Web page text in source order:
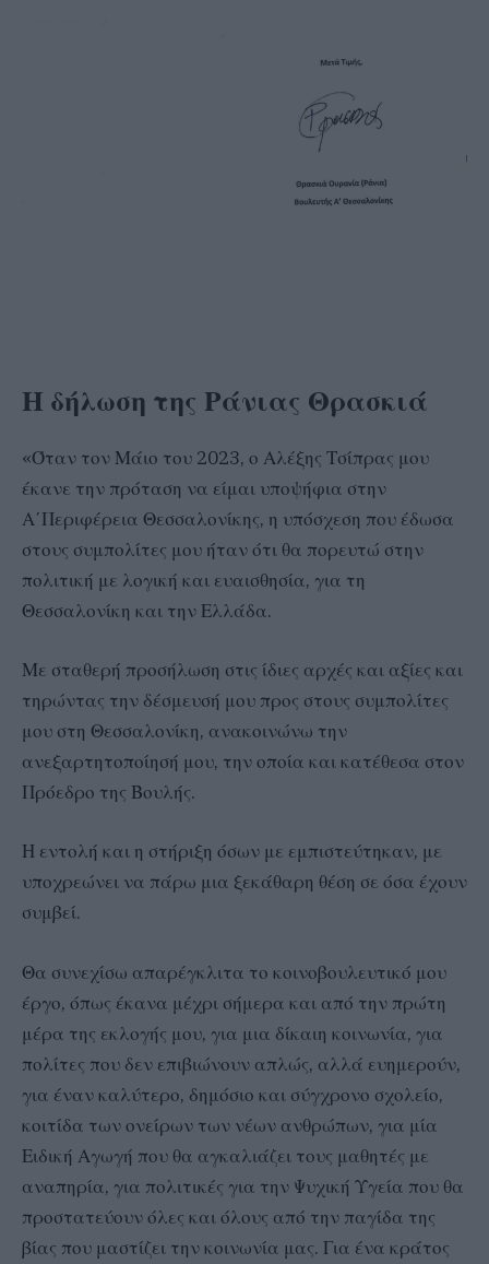
Η δήλωση της Ράνιας Θρασκιά
«Όταν τον Μάιο του 2023, ο Αλέξης Τσίπρας μου
έκανε την πρόταση να είμαι υποψήφια στην
Α΄Περιφέρεια Θεσσαλονίκης, η υπόσχεση που έδωσα
στους συμπολίτες μου ήταν ότι θα πορευτώ στην
πολιτική με λογική και ευαισθησία, για τη
Θεσσαλονίκη και την Ελλάδα.
Με σταθερή προσήλωση στις ίδιες αρχές και αξίες και
τηρώντας την δέσμευσή μου προς στους συμπολίτες
μου στη Θεσσαλονίκη, ανακοινώνω την
ανεξαρτητοποίησή μου, την οποία και κατέθεσα στον
Πρόεδρο της Βουλής.
Η εντολή και η στήριξη όσων με εμπιστεύτηκαν, με
υποχρεώνει να πάρω μια ξεκάθαρη θέση σε όσα έχουν
συμβεί.
Θα συνεχίσω απαρέγκλιτα το κοινοβουλευτικό μου
έργο, όπως έκανα μέχρι σήμερα και από την πρώτη
μέρα της εκλογής μου, για μια δίκαιη κοινωνία, για
πολίτες που δεν επιβιώνουν απλώς, αλλά ευημερούν,
για έναν καλύτερο, δημόσιο και σύγχρονο σχολείο,
κοιτίδα των ονείρων των νέων ανθρώπων, για μία
Ειδική Αγωγή που θα αγκαλιάζει τους μαθητές με
αναπηρία, για πολιτικές για την Ψυχική Υγεία που θα
προστατεύουν όλες και όλους από την παγίδα της
βίας που μαστίζει την κοινωνία μας. Για ένα κράτος